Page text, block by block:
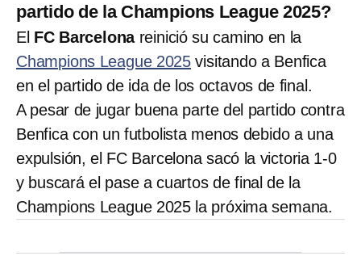
partido de la Champions League 2025?
El FC Barcelonareinició su camino en la
Champions League 2025 visitando a Benfica
en el partido de ida de los octavos de final.
A pesar de jugar buena parte del partido contra
Benfica con un futbolista menos debido a una
expulsión, el FC Barcelona sacó la victoria 1-0
y buscará el pase a cuartos de final de la
Champions League 2025 la próxima semana.